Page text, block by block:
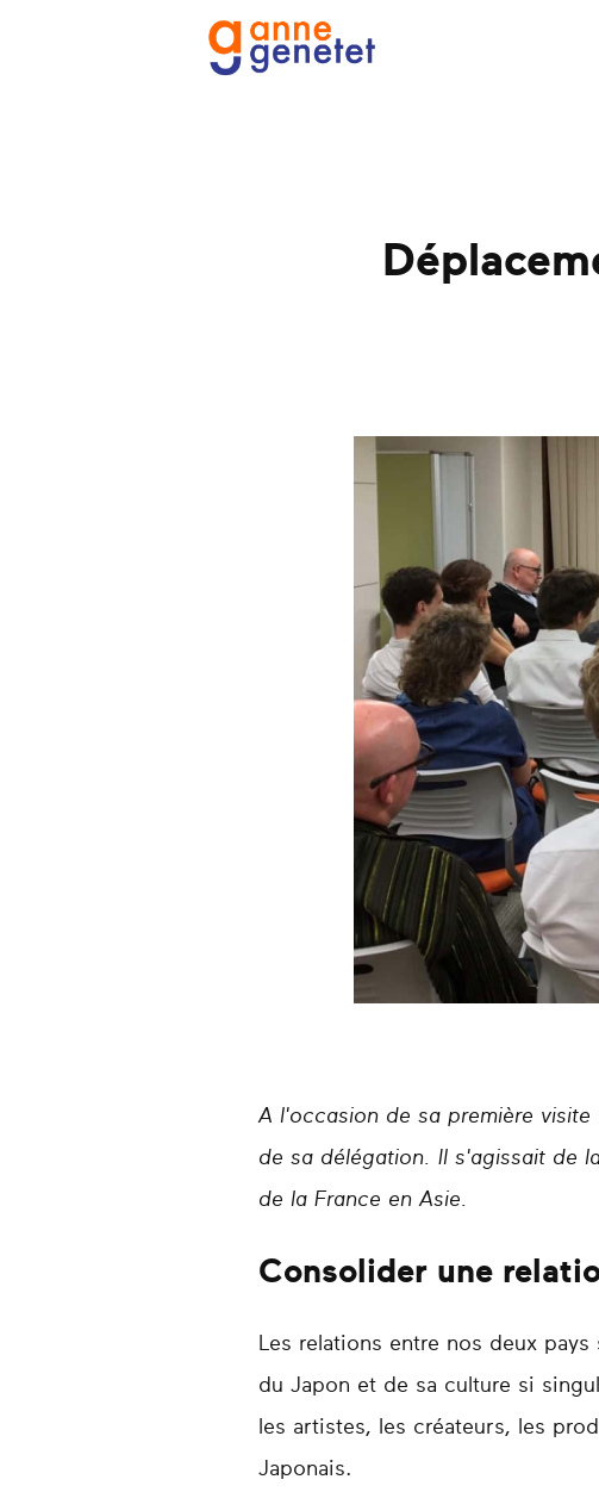
A l'occasion de sa première
de sa délégation. Il s'agissait de
de la France en Asie.
Consolider une
Les relations entre nos deux
du Japon et de sa culture si
les artistes, les créateurs, les
Japonais.